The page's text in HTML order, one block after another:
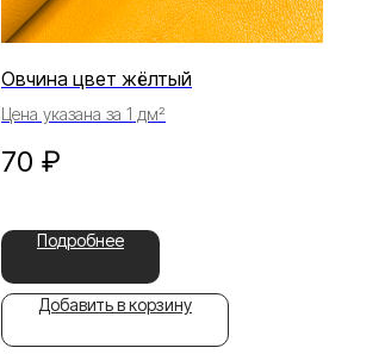
Овчина цвет жёлтый
Цена указана за 1 дм²
70 ₽
Подробнее
Добавить в корзину